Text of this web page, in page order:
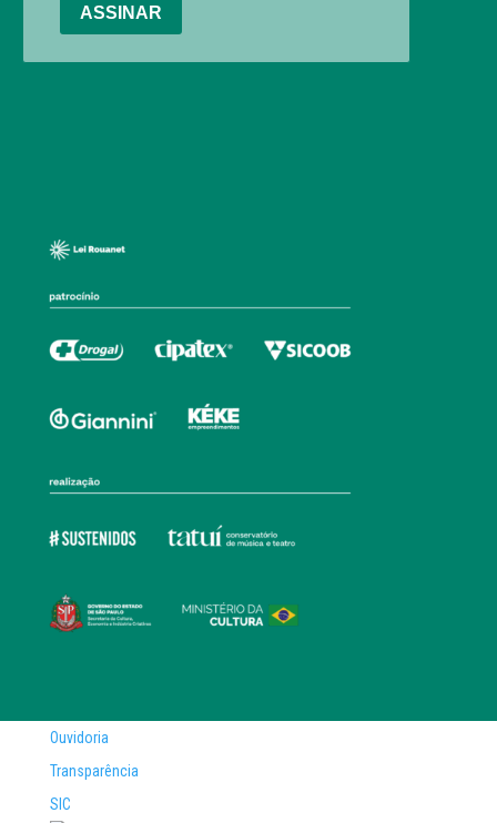
Ouvidoria
Transparência
SIC